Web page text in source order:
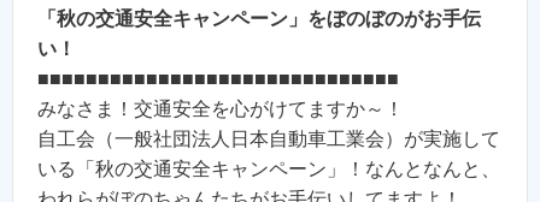
「秋の交通安全キャンペーン」をぼのぼのがお手伝
い！
■■■■■■■■■■■■■■■■■■■■■■■■■■■■■■
みなさま！交通安全を心がけてますか～！
自工会（一般社団法人日本自動車工業会）が実施して
いる「秋の交通安全キャンペーン」！なんとなんと、